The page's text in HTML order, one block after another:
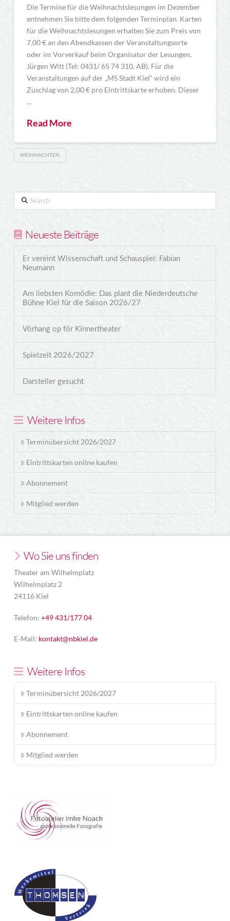
Die Termine für die Weihnachtslesungen im Dezember
entnehmen Sie bitte dem folgenden Terminplan. Karten
für die Weihnachtslesungen erhalten Sie zum Preis von
7,00 € an den Abendkassen der Veranstaltungsorte
oder im Vorverkauf beim Organisator der Lesungen,
Jürgen Witt (Tel: 0431/ 65 74 310, AB). Für die
Veranstaltungen auf der „MS Stadt Kiel“ wird ein
Zuschlag von 2,00 € pro Eintrittskarte erhoben. Dieser
…
Read More
WEIHNACHTEN
Search
Neueste Beiträge
Er vereint Wissenschaft und Schauspiel: Fabian
Neumann
Am liebsten Komödie: Das plant die Niederdeutsche
Bühne Kiel für die Saison 2026/27
Vörhang op för Kinnertheater
Spielzeit 2026/2027
Darsteller gesucht
Weitere Infos
Terminübersicht 2026/2027
Eintrittskarten online kaufen
Abonnement
Mitglied werden
Wo Sie uns finden
Theater am Wilhelmplatz
Wilhelmplatz 2
24116 Kiel
Telefon: +49 431/177 04
E-Mail: kontakt@nbkiel.de
Weitere Infos
Terminübersicht 2026/2027
Eintrittskarten online kaufen
Abonnement
Mitglied werden